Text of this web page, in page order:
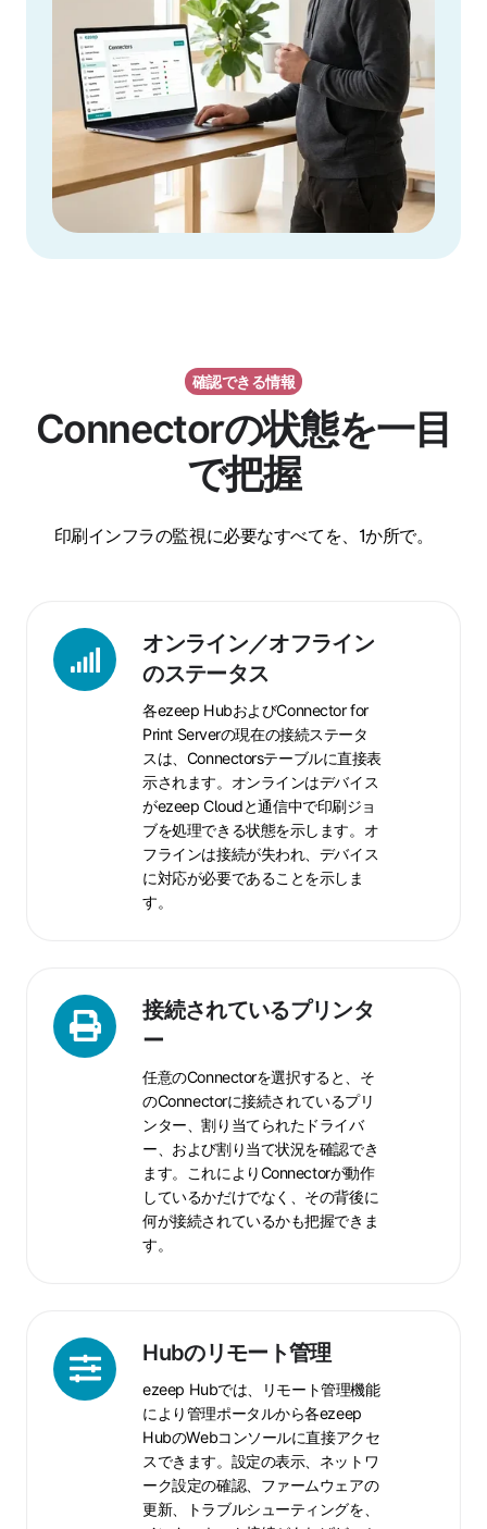
確認できる情報
Connectorの状態を一目
で把握
印刷インフラの監視に必要なすべてを、1か所で。
オンライン／オフライン
のステータス
各ezeep HubおよびConnector for
Print Serverの現在の接続ステータ
スは、Connectorsテーブルに直接表
示されます。オンラインはデバイス
がezeep Cloudと通信中で印刷ジョ
ブを処理できる状態を示します。オ
フラインは接続が失われ、デバイス
に対応が必要であることを示しま
す。
オ
ン
ラ
ー
タ
ス
接続されているプリンタ
ー
任意のConnectorを選択すると、そ
のConnectorに接続されているプリ
ンター、割り当てられたドライバ
ー、および割り当て状況を確認でき
ます。これによりConnectorが動作
しているかだけでなく、その背後に
何が接続されているかも把握できま
す。
接
続
さ
Hubのリモート管理
ezeep Hubでは、リモート管理機能
により管理ポータルから各ezeep
HubのWebコンソールに直接アクセ
スできます。設定の表示、ネットワ
ーク設定の確認、ファームウェアの
更新、トラブルシューティングを、
Hub
の
リ